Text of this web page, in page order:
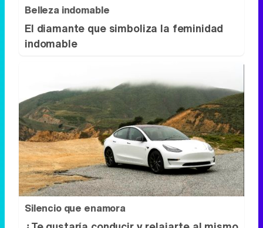
Silencio que enamora
¿Te gustaría conducir y relajarte al mismo
tiempo?